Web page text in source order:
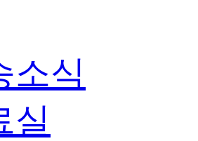
소식
실